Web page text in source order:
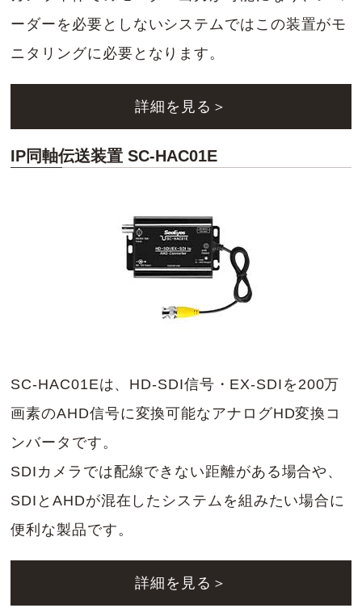
ーダーを必要としないシステムではこの装置がモ
ニタリングに必要となります。
詳細を見る＞
IP同軸伝送装置 SC-HAC01E
SC-HAC01Eは、HD-SDI信号・EX-SDIを200万
画素のAHD信号に変換可能なアナログHD変換コ
ンバータです。
SDIカメラでは配線できない距離がある場合や、
SDIとAHDが混在したシステムを組みたい場合に
便利な製品です。
詳細を見る＞